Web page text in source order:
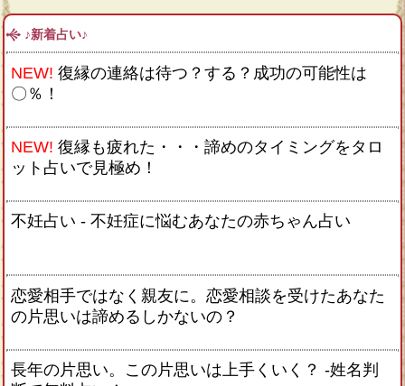
♪新着占い♪
NEW! 復縁の連絡は待つ？する？成功の可能性は
〇％！
NEW! 復縁も疲れた・・・諦めのタイミングをタロ
ット占いで見極め！
不妊占い - 不妊症に悩むあなたの赤ちゃん占い
恋愛相手ではなく親友に。恋愛相談を受けたあなた
の片思いは諦めるしかないの？
長年の片思い。この片思いは上手くいく？ -姓名判